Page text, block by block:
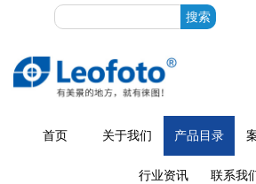
首页 关于我们 产品目录
行业资讯 联系我